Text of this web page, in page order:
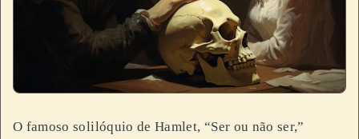
O famoso solilóquio de Hamlet, “Ser ou não ser,”